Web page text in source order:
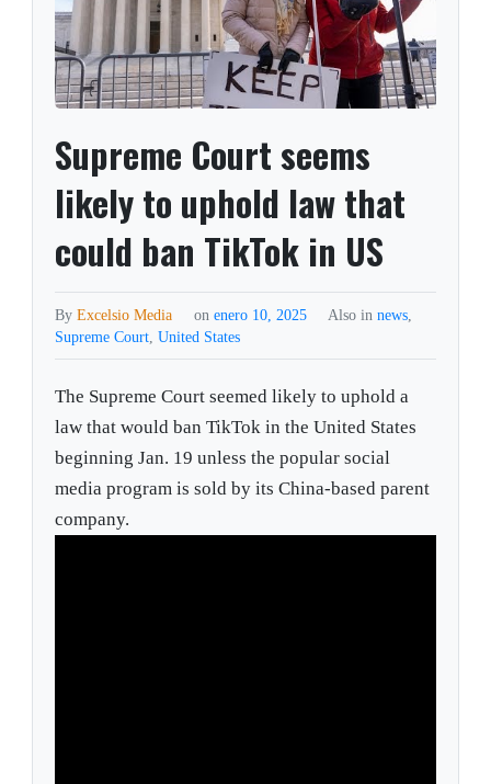
Supreme Court seems
likely to uphold law that
could ban TikTok in US
ByExcelsio Media on enero 10, 2025 Also in news,
Supreme Court,United States
The Supreme Court seemed likely to uphold a
law that would ban TikTok in the United States
beginning Jan. 19 unless the popular social
media program is sold by its China-based parent
company.